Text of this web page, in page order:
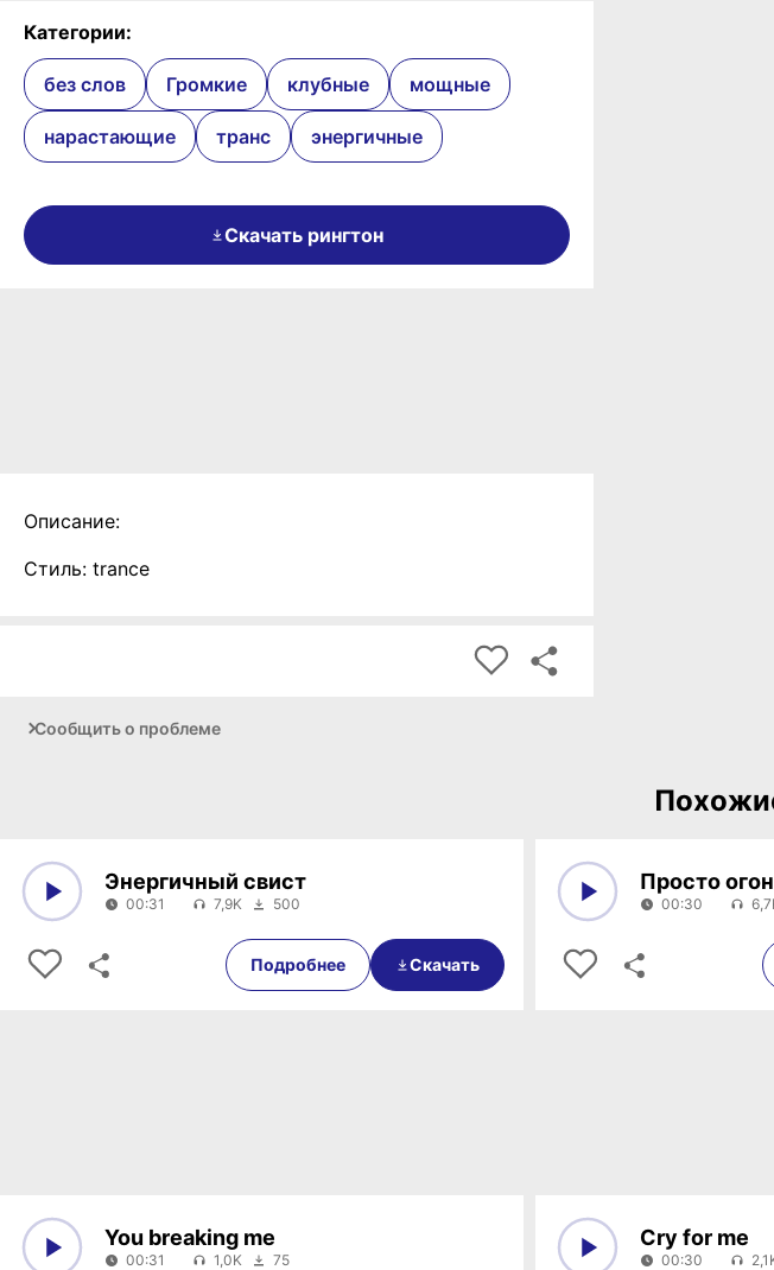
Категории:
без слов Громкие клубные мощные
нарастающие транс энергичные
Скачать рингтон
Описание:
Стиль: trance
Сообщить о проблеме
00:31
Энергичный свист
00:31 7,9K 500
Подробнее Скачать
Просто
00:30
You breaking me
00:31 1,0K 75
Cry for me
00:30